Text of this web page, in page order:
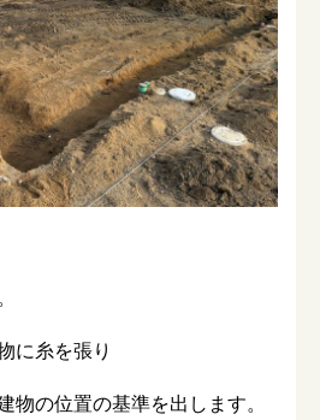
に糸を張り
物の位置の基準を出します。